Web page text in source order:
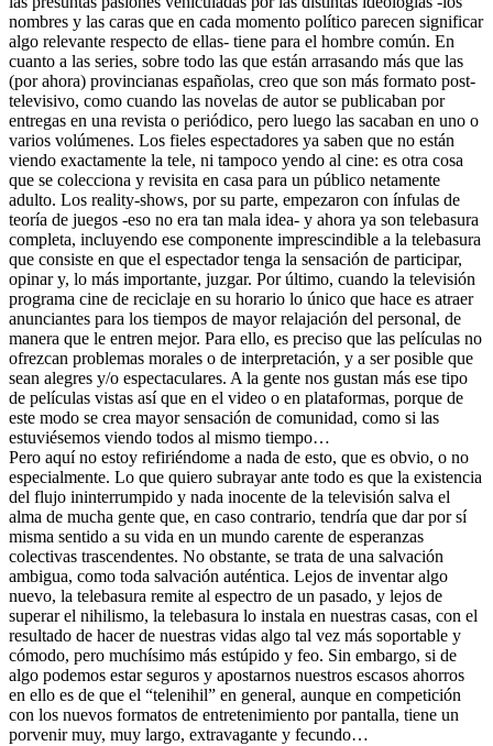
nombres y las caras que en cada momento político parecen significar
algo relevante respecto de ellas- tiene para el hombre común. En
cuanto a las series, sobre todo las que están arrasando más que las
(por ahora) provincianas españolas, creo que son más formato post-
televisivo, como cuando las novelas de autor se publicaban por
entregas en una revista o periódico, pero luego las sacaban en uno o
varios volúmenes. Los fieles espectadores ya saben que no están
viendo exactamente la tele, ni tampoco yendo al cine: es otra cosa
que se colecciona y revisita en casa para un público netamente
adulto. Los reality-shows, por su parte, empezaron con ínfulas de
teoría de juegos -eso no era tan mala idea- y ahora ya son telebasura
completa, incluyendo ese componente imprescindible a la telebasura
que consiste en que el espectador tenga la sensación de participar,
opinar y, lo más importante, juzgar. Por último, cuando la televisión
programa cine de reciclaje en su horario lo único que hace es atraer
anunciantes para los tiempos de mayor relajación del personal, de
manera que le entren mejor. Para ello, es preciso que las películas no
ofrezcan problemas morales o de interpretación, y a ser posible que
sean alegres y/o espectaculares. A la gente nos gustan más ese tipo
de películas vistas así que en el video o en plataformas, porque de
este modo se crea mayor sensación de comunidad, como si las
estuviésemos viendo todos al mismo tiempo…
Pero aquí no estoy refiriéndome a nada de esto, que es obvio, o no
especialmente. Lo que quiero subrayar ante todo es que la existencia
del flujo ininterrumpido y nada inocente de la televisión salva el
alma de mucha gente que, en caso contrario, tendría que dar por sí
misma sentido a su vida en un mundo carente de esperanzas
colectivas trascendentes. No obstante, se trata de una salvación
ambigua, como toda salvación auténtica. Lejos de inventar algo
nuevo, la telebasura remite al espectro de un pasado, y lejos de
superar el nihilismo, la telebasura lo instala en nuestras casas, con el
resultado de hacer de nuestras vidas algo tal vez más soportable y
cómodo, pero muchísimo más estúpido y feo. Sin embargo, si de
algo podemos estar seguros y apostarnos nuestros escasos ahorros
en ello es de que el “telenihil” en general, aunque en competición
con los nuevos formatos de entretenimiento por pantalla, tiene un
porvenir muy, muy largo, extravagante y fecundo…